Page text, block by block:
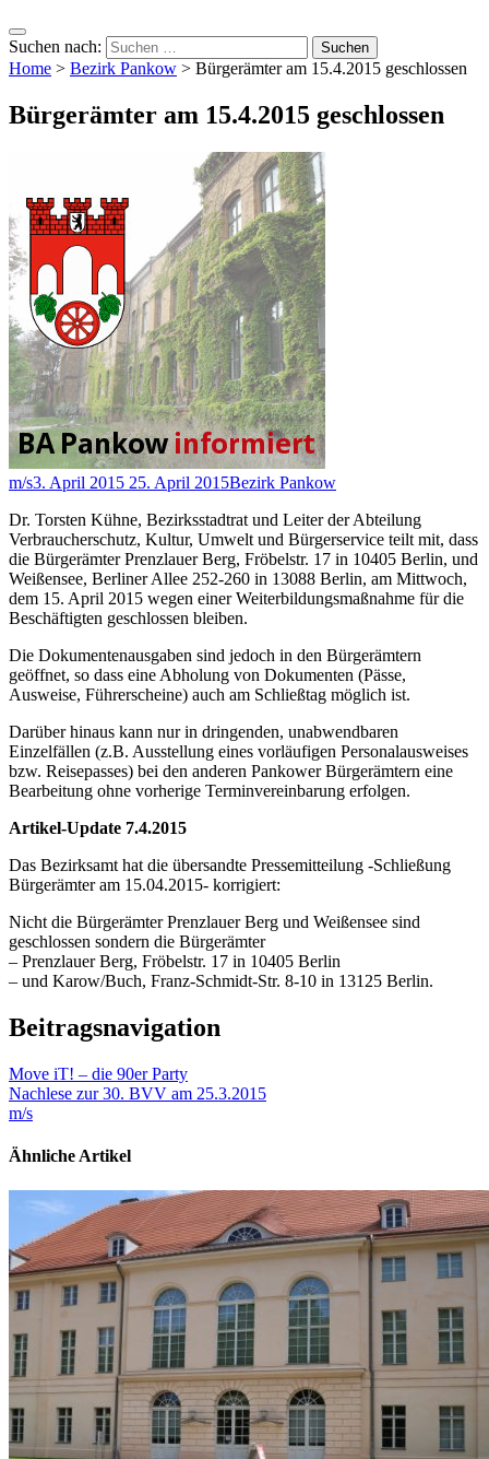
Suchen nach:
Home > Bezirk Pankow > Bürgerämter am 15.4.2015 geschlossen
Bürgerämter am 15.4.2015 geschlossen
m/s3. April 2015 25. April 2015Bezirk Pankow
Dr. Torsten Kühne, Bezirksstadtrat und Leiter der Abteilung
Verbraucherschutz, Kultur, Umwelt und Bürgerservice teilt mit, dass
die Bürgerämter Prenzlauer Berg, Fröbelstr. 17 in 10405 Berlin, und
Weißensee, Berliner Allee 252-260 in 13088 Berlin, am Mittwoch,
dem 15. April 2015 wegen einer Weiterbildungsmaßnahme für die
Beschäftigten geschlossen bleiben.
Die Dokumentenausgaben sind jedoch in den Bürgerämtern
geöffnet, so dass eine Abholung von Dokumenten (Pässe,
Ausweise, Führerscheine) auch am Schließtag möglich ist.
Darüber hinaus kann nur in dringenden, unabwendbaren
Einzelfällen (z.B. Ausstellung eines vorläufigen Personalausweises
bzw. Reisepasses) bei den anderen Pankower Bürgerämtern eine
Bearbeitung ohne vorherige Terminvereinbarung erfolgen.
Artikel-Update 7.4.2015
Das Bezirksamt hat die übersandte Pressemitteilung -Schließung
Bürgerämter am 15.04.2015- korrigiert:
Nicht die Bürgerämter Prenzlauer Berg und Weißensee sind
geschlossen sondern die Bürgerämter
– Prenzlauer Berg, Fröbelstr. 17 in 10405 Berlin
– und Karow/Buch, Franz-Schmidt-Str. 8-10 in 13125 Berlin.
Beitragsnavigation
Move iT! – die 90er Party
Nachlese zur 30. BVV am 25.3.2015
m/s
Ähnliche Artikel